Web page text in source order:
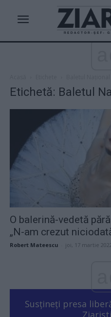
Etichetă: Baletul
O balerină-vedetă
„N-am crezut
Robert Mateescu joi, 17 martie
Susțineți presa